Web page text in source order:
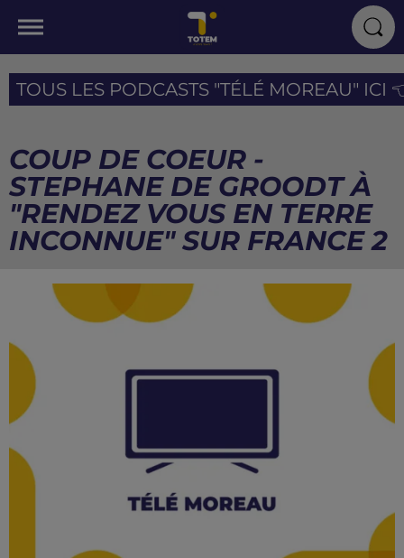
TOUS LES PODCASTS "TÉLÉ MOREAU" ICI
COUP DE COEUR -
STEPHANE DE GROODT À
"RENDEZ VOUS EN TERRE
INCONNUE" SUR FRANCE 2